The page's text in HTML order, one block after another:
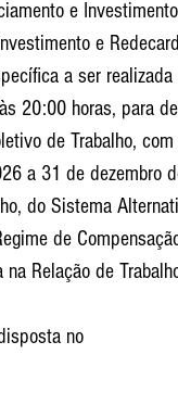
e
e
a ser
20:00 horas, para
de Trabalho,
a 31 de dezembro
do Sistema
de
Relação de
no